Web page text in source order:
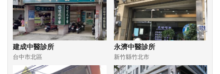
建成中醫診所
台中市北區
永濟中醫診所
新竹縣竹北市